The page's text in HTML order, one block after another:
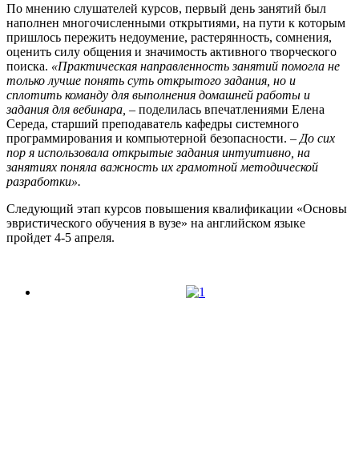
По мнению слушателей курсов, первый день занятий был
наполнен многочисленными открытиями, на пути к которым
пришлось пережить недоумение, растерянность, сомнения,
оценить силу общения и значимость активного творческого
поиска. «Практическая направленность занятий помогла не
только лучше понять суть открытого задания, но и
сплотить команду для выполнения домашней работы и
задания для вебинара, – поделилась впечатлениями Елена
Середа, старший преподаватель кафедры системного
программирования и компьютерной безопасности. – До сих
пор я использовала открытые задания интуитивно, на
занятиях поняла важность их грамотной методической
разработки».
Следующий этап курсов повышения квалификации «Основы
эвристического обучения в вузе» на английском языке
пройдет 4-5 апреля.